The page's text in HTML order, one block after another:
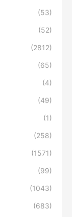
(53)
(52)
(2812)
(65)
(4)
(49)
(1)
(258)
(1571)
(99)
(1043)
(683)